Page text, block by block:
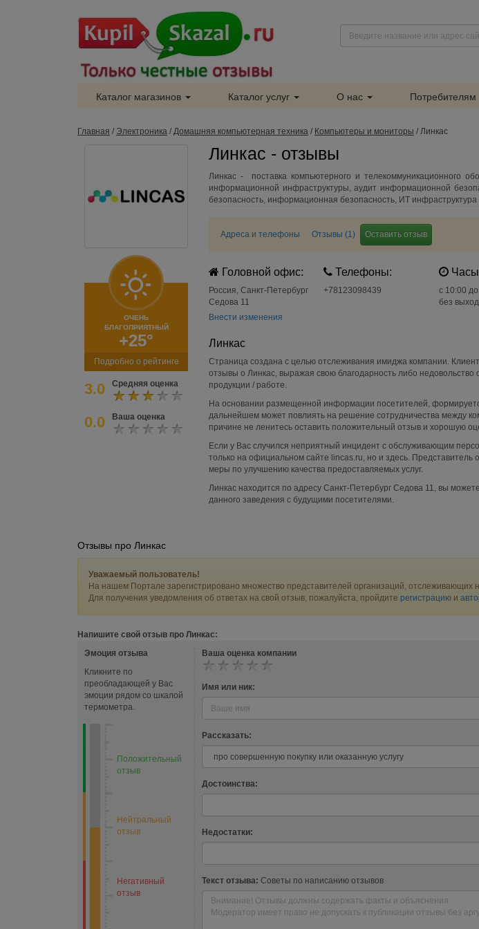
Каталог магазинов Каталог услуг О нас Потребителям
Главная / Электроника / Домашняя компьютерная техника / Компьютеры и мониторы / Линкас
ОЧЕНЬ
БЛАГОПРИЯТНЫЙ
+25°
Подробно о рейтинге
3.0 Средняя оценка
0.0 Ваша оценка
Линкас - отзывы
Линкас - поставка компьютерного и телекоммуникационного
информационной инфраструктуры, аудит информационной
безопасность, информационная безопасность, ИТ инфраструктура
Адреса и телефоны Отзывы (1) Оставить отзыв
Головной офис:
Россия, Санкт-Петербург
Седова 11
Внести изменения
Телефоны:
+78123098439
Часы
c 10:00
без
Линкас
Страница создана с целью отслеживания имиджа компании.
отзывы о Линкас, выражая свою благодарность либо недовольство
продукции / работе.
На основании размещенной информации посетителей,
дальнейшем может повлиять на решение сотрудничества между
причине не ленитесь оставить положительный отзыв и хорошую
Если у Вас случился неприятный инцидент с обслуживающим
только на официальном сайте lincas.ru, но и здесь. Представитель
меры по улучшению качества предоставляемых услуг.
Линкас находится по адресу Санкт-Петербург Седова 11, вы
данного заведения с будущими посетителями.
Отзывы про Линкас
Уважаемый пользователь!
На нашем Портале зарегистрировано множество представителей организаций, отслеживающих
Для получения уведомления об ответах на свой отзыв, пожалуйста, пройдите регистрацию и
Напишите свой отзыв про Линкас:
Эмоция отзыва
Кликните по
преобладающей у Вас
эмоции рядом со шкалой
термометра.
Положительный
отзыв
Нейтральный
отзыв
Негативный
отзыв
Ваша оценка компании
Имя или ник:
Рассказать:
Достоинства:
Недостатки:
Текст отзыва: Советы по написанию отзывов